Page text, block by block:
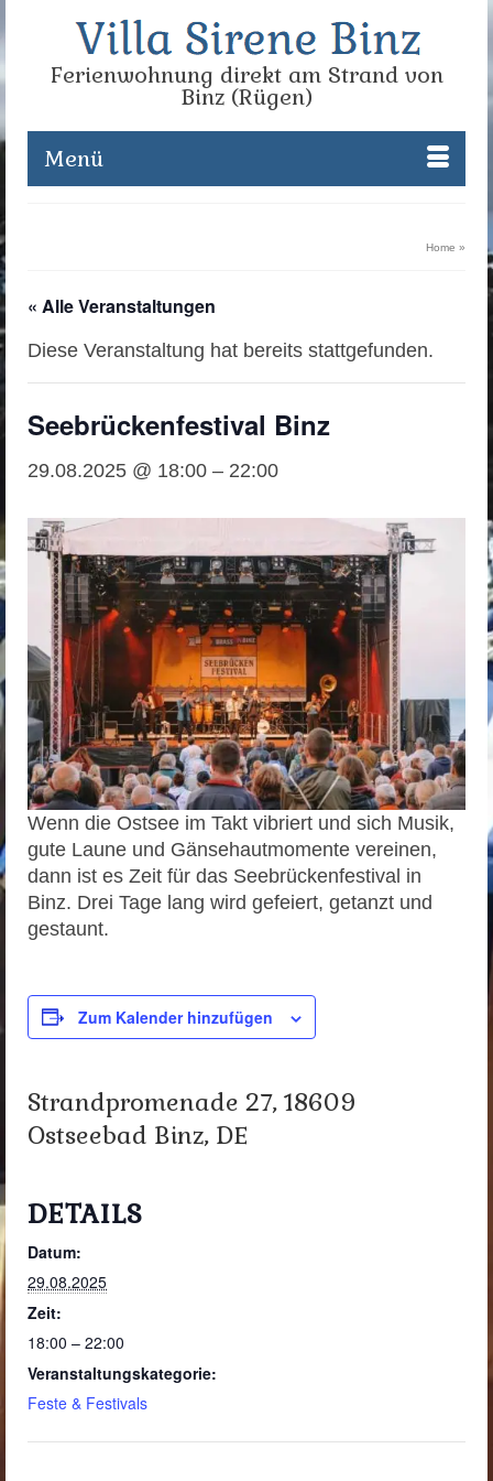
Ferienwohnung direkt am Strand von
Binz (Rügen)
Menü
Home »
« Alle Veranstaltungen
Diese Veranstaltung hat bereits stattgefunden.
Seebrückenfestival Binz
29.08.2025 @ 18:00 – 22:00
Wenn die Ostsee im Takt vibriert und sich Musik,
gute Laune und Gänsehautmomente vereinen,
dann ist es Zeit für das Seebrückenfestival in
Binz. Drei Tage lang wird gefeiert, getanzt und
gestaunt.
Zum Kalender hinzufügen
DETAILS
Datum:
29.08.2025
Zeit:
18:00 – 22:00
Veranstaltungskategorie:
Feste & Festivals
Strandpromenade 27, 18609
Ostseebad Binz, DE